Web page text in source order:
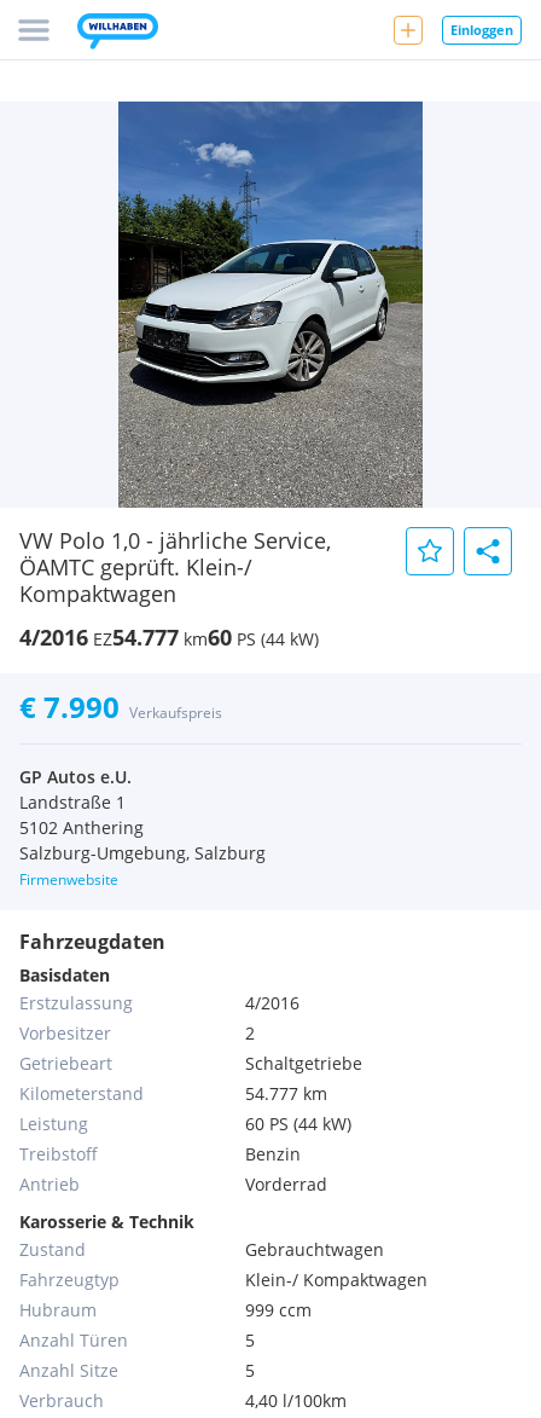
Einloggen
VW Polo 1,0 - jährliche Service,
ÖAMTC geprüft. Klein-/
Kompaktwagen
4/2016 EZ54.777 km60 PS (44 kW)
€ 7.990 Verkaufspreis
GP Autos e.U.
Landstraße 1
5102 Anthering
Salzburg-Umgebung, Salzburg
Firmenwebsite
Fahrzeugdaten
Basisdaten
Erstzulassung
4/2016
Vorbesitzer
2
Getriebeart
Schaltgetriebe
Kilometerstand
54.777 km
Leistung
60 PS (44 kW)
Treibstoff
Benzin
Antrieb
Vorderrad
Karosserie & Technik
Zustand
Gebrauchtwagen
Fahrzeugtyp
Klein-/ Kompaktwagen
Hubraum
999 ccm
Anzahl Türen
5
Anzahl Sitze
5
Verbrauch
4,40 l/100km